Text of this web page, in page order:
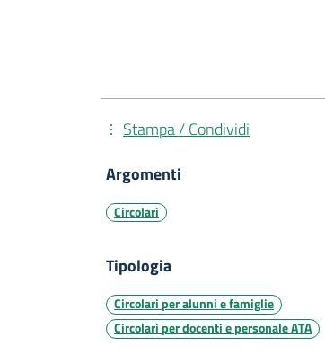
Stampa / Condividi
Argomenti
Circolari
Tipologia
Circolari per alunni e famiglie
Circolari per docenti e personale ATA